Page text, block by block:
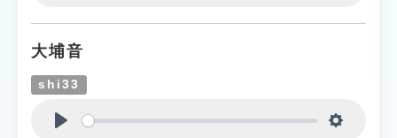
大埔音
shi33